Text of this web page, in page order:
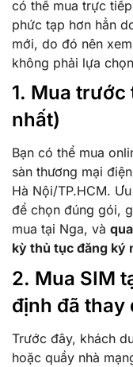
có thể mua trực
phức tạp hơn hẳn
mới, do đó nên
không phải lựa
1. Mua trước
nhất)
Bạn có thể mua
sàn thương mại
Hà Nội/TP.HCM.
để chọn đúng gói,
mua tại Nga, và
kỳ thủ tục đăng ký
2. Mua SIM
định đã thay
Trước đây, khách
hoặc quầy nhà